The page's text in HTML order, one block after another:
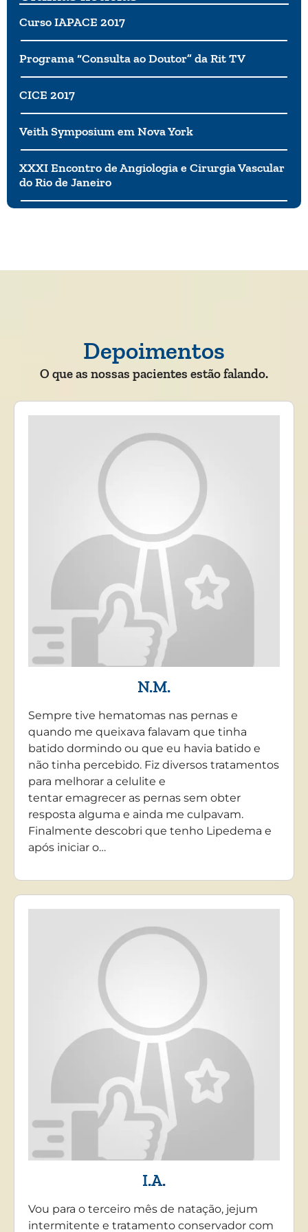
Curso IAPACE 2017
Programa “Consulta ao Doutor” da Rit TV
CICE 2017
Veith Symposium em Nova York
XXXI Encontro de Angiologia e Cirurgia Vascular
do Rio de Janeiro
Depoimentos
O que as nossas pacientes estão falando.
N.M.
Sempre tive hematomas nas pernas e
quando me queixava falavam que tinha
batido dormindo ou que eu havia batido e
não tinha percebido. Fiz diversos tratamentos
para melhorar a celulite e
tentar emagrecer as pernas sem obter
resposta alguma e ainda me culpavam.
Finalmente descobri que tenho Lipedema e
após iniciar o…
I.A.
Vou para o terceiro mês de natação, jejum
intermitente e tratamento conservador com